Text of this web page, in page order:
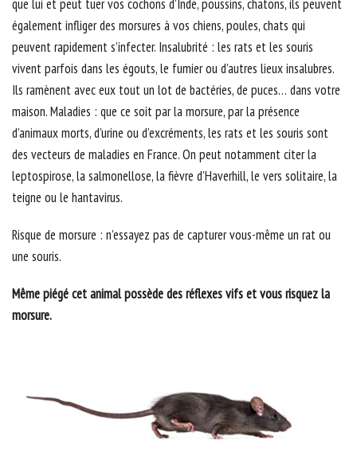
que lui et peut tuer vos cochons d’Inde, poussins, chatons, ils peuvent
également infliger des morsures à vos chiens, poules, chats qui
peuvent rapidement s’infecter. Insalubrité : les rats et les souris
vivent parfois dans les égouts, le fumier ou d’autres lieux insalubres.
Ils ramènent avec eux tout un lot de bactéries, de puces… dans votre
maison. Maladies : que ce soit par la morsure, par la présence
d’animaux morts, d’urine ou d’excréments, les rats et les souris sont
des vecteurs de maladies en France. On peut notamment citer la
leptospirose, la salmonellose, la fièvre d’Haverhill, le vers solitaire, la
teigne ou le hantavirus.
Risque de morsure : n’essayez pas de capturer vous-même un rat ou
une souris.
Même piégé cet animal possède des réflexes vifs et vous risquez la
morsure.